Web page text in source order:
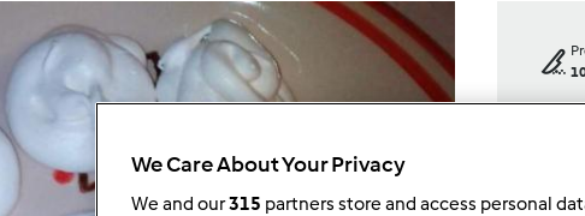
We Care About Your Privacy
We and our315 partners store and access personal